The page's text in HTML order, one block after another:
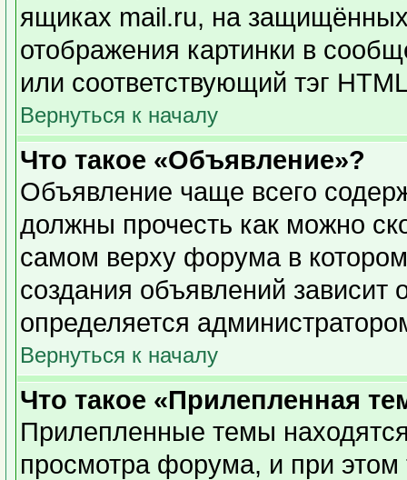
ящиках mail.ru, на
отображения картинки в
или соответствующий тэг
Вернуться к началу
Что такое «Объявление»?
Объявление чаще всего
должны прочесть как можно
самом верху форума в
создания объявлений зависит
определяется
Вернуться к началу
Что такое «Прилепленная
Прилепленные темы
просмотра форума, и при